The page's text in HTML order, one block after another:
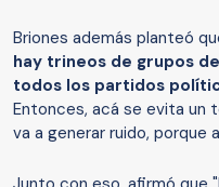
Briones además planteó
hay trineos de grupos
todos los partidos
Entonces, acá se evita un
va a generar ruido, porque